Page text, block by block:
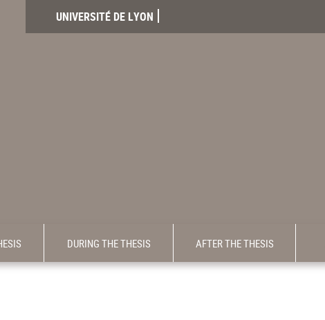
UNIVERSITÉ DE LYON
DURING THE THESIS AFTER THE THESIS